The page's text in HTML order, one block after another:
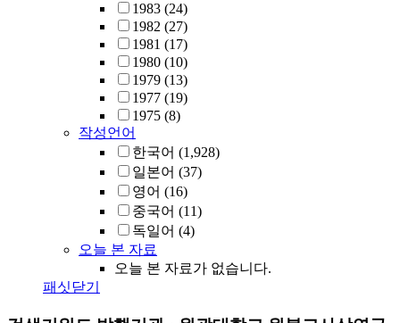
1983 (24)
1982 (27)
1981 (17)
1980 (10)
1979 (13)
1977 (19)
1975 (8)
작성언어
한국어 (1,928)
일본어 (37)
영어 (16)
중국어 (11)
독일어 (4)
오늘 본 자료
오늘 본 자료가 없습니다.
패싯닫기